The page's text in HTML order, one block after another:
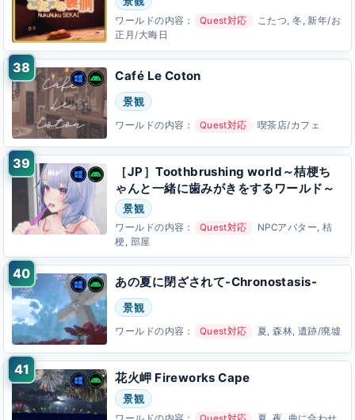
ワールドの内容： Quest対応
こたつ, 冬, 新年/お
正月/大晦日
Café Le Coton
景観
ワールドの内容： Quest対応 喫茶店/カフェ
［JP］Toothbrushing world～桔梗ち
ゃんと一緒に歯みがきをするワールド～
景観
ワールドの内容： Quest対応
NPCアバター, 桔
梗, 部屋
あの夏に閉ざされて-Chronostasis-
景観
ワールドの内容： Quest対応 夏, 森林, 遺跡/廃墟
花火岬 Fireworks Cape
景観